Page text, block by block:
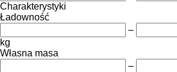
Charakterystyki
Ładowność
–
kg
Własna masa
–